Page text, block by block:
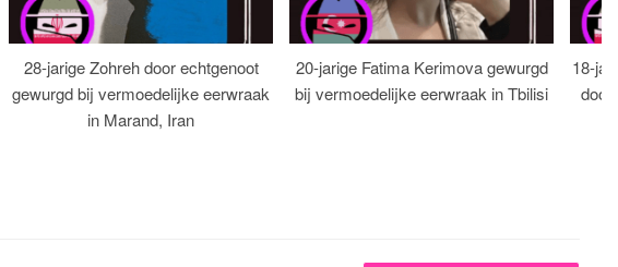
28-jarige Zohreh door echtgenoot
gewurgd bij vermoedelijke eerwraak
in Marand, Iran
20-jarige Fatima Kerimova gewurgd
bij vermoedelijke eerwraak in Tbilisi
18-